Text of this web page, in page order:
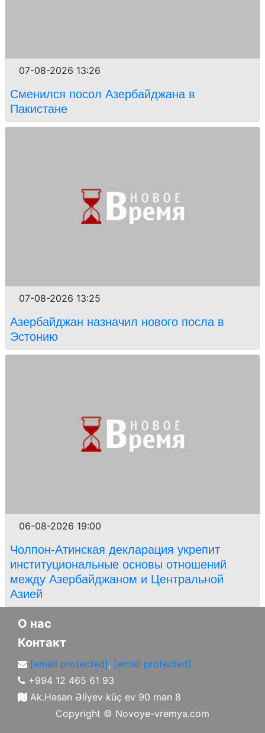
07-08-2026 13:26
Сменился посол Азербайджана в
Пакистане
07-08-2026 13:25
Азербайджан назначил нового посла в
Эстонию
06-08-2026 19:00
Чолпон-Атинская декларация укрепит
институциональные основы отношений
между Азербайджаном и Центральной
Азией
О нас
Контакт
[email protected], [email protected]
+994 12 465 61 93
Ak.Həsən Əliyev küç ev 90 mən 8
Copyright © Novoye-vremya.com